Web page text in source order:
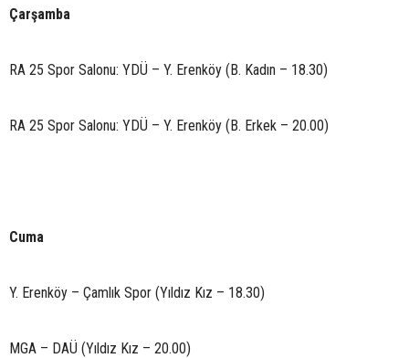
Çarşamba
RA 25 Spor Salonu: YDÜ – Y. Erenköy (B. Kadın – 18.30)
RA 25 Spor Salonu: YDÜ – Y. Erenköy (B. Erkek – 20.00)
Cuma
Y. Erenköy – Çamlık Spor (Yıldız Kız – 18.30)
MGA – DAÜ (Yıldız Kız – 20.00)